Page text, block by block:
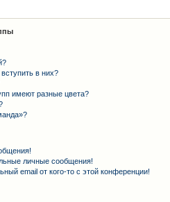
в них?
имеют разные цвета?
личные сообщения!
email от кого-то с этой конференции!